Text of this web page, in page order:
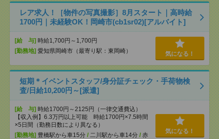
レア求人！［物件の写真撮影］8月スタート｜高時給
1700円｜未経験OK！岡崎市(cb1sr02)[アルバイト]
[給 与] 時給1,700円～1,700円
[勤務地] 愛知県岡崎市（最寄り駅：東岡崎） 気になる！
短期＊イベントスタッフ/身分証チェック・手荷物検
査/日給10,200円～[派遣]
[給 与] 時給1700円～2125円（一律交通費込）
【収入例】6.3万円以上可能 時給1700円×7.5時間
×5日間（勤務日数により異なる）
[勤務地] 豊橋駅から車15分 / 二川駅から車14分 / 赤
気になる！